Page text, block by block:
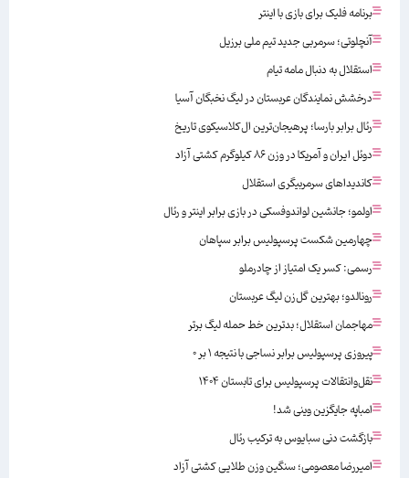
برنامه فلیک برای بازی با اینتر
آنچلوتی؛ سرمربی جدید تیم ملی برزیل
استقلال به دنبال مامه تیام
درخشش نمایندگان عربستان در لیگ نخبگان آسیا
رئال برابر بارسا؛ پرهیجان‌‌ترین ال‌کلاسیکوی تاریخ
دوئل ایران و آمریکا در وزن ۸۶ کیلوگرم کشتی آزاد
کاندیداهای سرمربیگری استقلال
اولمو؛ جانشین لواندوفسکی در بازی برابر اینتر و رئال
چهارمین شکست پرسپولیس برابر سپاهان
رسمی: کسر یک امتیاز از چادرملو
رونالدو؛ بهترین گل‌زن لیگ عربستان
مهاجمان استقلال؛ بدترین خط حمله لیگ برتر
پیروزی پرسپولیس برابر نساجی با نتیجه ۱ بر ۰
نقل‌وانتقالات پرسپولیس برای تابستان ۱۴۰۴
امباپه جایگزین وینی شد!
بازگشت دنی سبایوس به ترکیب رئال
امیررضا معصومی؛ سنگین وزن طلایی کشتی آزاد